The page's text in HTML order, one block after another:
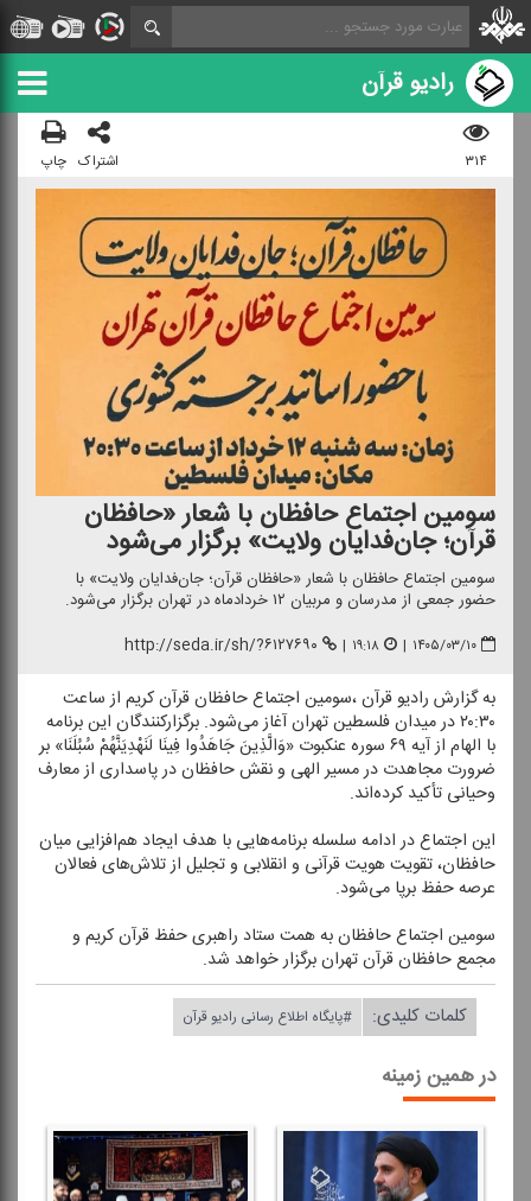
رادیو قرآن
۳۱۴ اشتراک چاپ
سومین اجتماع حافظان با شعار «حافظان
قرآن؛ جان‌فدایان ولایت» برگزار می‌شود
سومین اجتماع حافظان با شعار «حافظان قرآن؛ جان‌فدایان ولایت» با
حضور جمعی از مدرسان و مربیان ۱۲ خردادماه در تهران برگزار می‌شود.
۱۴۰۵/۰۳/۱۰ | ۱۹:۱۸ | http://seda.ir/sh/?۶۱۲۷۶۹۰
به گزارش رادیو قرآن ،سومین اجتماع حافظان قرآن كریم از ساعت
۲۰:۳۰ در میدان فلسطین تهران آغاز می‌شود. برگزاركنندگان این برنامه
با الهام از آیه ۶۹ سوره عنكبوت «وَالَّذِینَ جَاهَدُوا فِینَا لَنَهْدِیَنَّهُمْ سُبُلَنَا» بر
ضرورت مجاهدت در مسیر الهی و نقش حافظان در پاسداری از معارف
وحیانی تأكید كرده‌اند.
این اجتماع در ادامه سلسله برنامه‌هایی با هدف ایجاد هم‌افزایی میان
حافظان، تقویت هویت قرآنی و انقلابی و تجلیل از تلاش‌های فعالان
عرصه حفظ برپا می‌شود.
سومین اجتماع حافظان به همت ستاد راهبری حفظ قرآن كریم و
مجمع حافظان قرآن تهران برگزار خواهد شد.
کلمات کلیدی:
#پایگاه اطلاع رسانی رادیو قرآن
در همین زمینه